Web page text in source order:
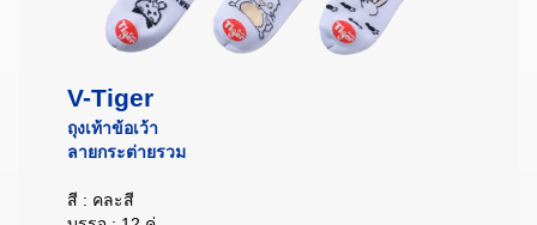
V-Tiger
ถุงเท้าข้อเว้า
ลายกระต่ายรวม
สี : คละสี